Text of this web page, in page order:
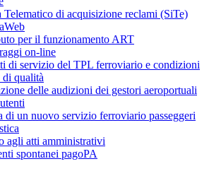
Telematico di acquisizione reclami (SiTe)
per il funzionamento ART
on-line
di servizio del TPL ferroviario e condizioni
qualità
delle audizioni dei gestori aeroportuali
di un nuovo servizio ferroviario passeggeri
agli atti amministrativi
spontanei pagoPA